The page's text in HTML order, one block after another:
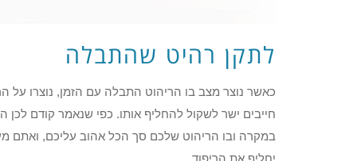
לתקן רהיט שהתבלה
כאשר נוצר מצב בו הריהוט התבלה עם הזמן, נוצרו על
חייבים ישר לשקול להחליף אותו. כפי שנאמר קודם לכן
במקרה ובו הריהוט שלכם סך הכל אהוב עליכם, ואתם
יחליף את הריפוד.